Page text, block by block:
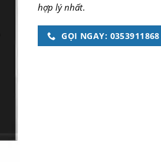
hợp lý nhất.
GỌI NGAY: 0353911868